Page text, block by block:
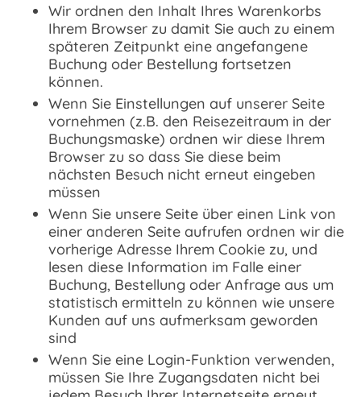
Wir ordnen den Inhalt Ihres Warenkorbs
Ihrem Browser zu damit Sie auch zu einem
späteren Zeitpunkt eine angefangene
Buchung oder Bestellung fortsetzen
können.
Wenn Sie Einstellungen auf unserer Seite
vornehmen (z.B. den Reisezeitraum in der
Buchungsmaske) ordnen wir diese Ihrem
Browser zu so dass Sie diese beim
nächsten Besuch nicht erneut eingeben
müssen
Wenn Sie unsere Seite über einen Link von
einer anderen Seite aufrufen ordnen wir die
vorherige Adresse Ihrem Cookie zu, und
lesen diese Information im Falle einer
Buchung, Bestellung oder Anfrage aus um
statistisch ermitteln zu können wie unsere
Kunden auf uns aufmerksam geworden
sind
Wenn Sie eine Login-Funktion verwenden,
müssen Sie Ihre Zugangsdaten nicht bei